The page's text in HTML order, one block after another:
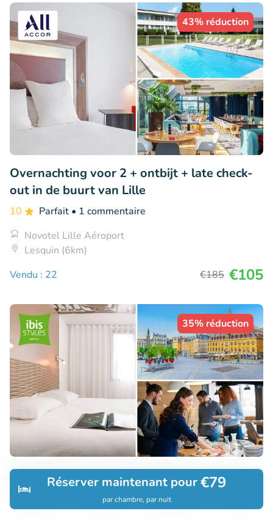
Rechercher Réservations
Réserver maintenant pour€79
par chambre, par nuit
43% réduction
Overnachting voor 2 + ontbijt + late check-
out in de buurt van Lille
10 Parfait • 1 commentaire
Novotel Lille Aéroport
Lesquin (6km)
Vendu : 22
€185 €105
35% réduction
Overnachting voor 2 + ontbijt + late check-
out bij ibis Styles Lille Aéroport
10 Parfait• 2 commentaires